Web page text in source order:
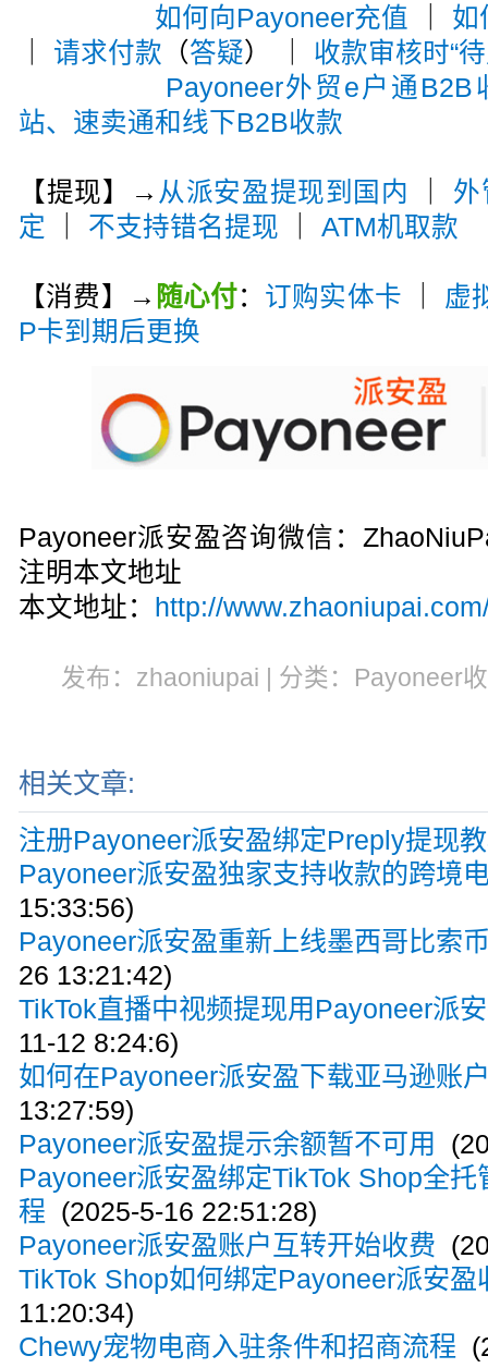
如何向Payoneer充值
如
请求付款 （答疑） ｜ 收款审核时“
Payoneer外贸e户通B2B
站、速卖通和线下B2B收款
【提现】→ 从派安盈提现到国内
外
定
不支持错名提现 ｜ATM机取款
【消费】→ 随心付： 订购实体卡
虚
P卡到期后更换
Payoneer派安盈咨询微信：
注明本文地址
本文地址： http://
发布：zhaoniupai | 分类：Payoneer
相关文章:
注册Payoneer派安盈绑定Preply提现
Payoneer派安盈独家支持收款的跨境
15:33:56)
Payoneer派安盈重新上线墨西哥比索
26 13:21:42)
TikTok直播中视频提现用Payoneer派
11-12 8:24:6)
如何在Payoneer派安盈下载亚马逊账
13:27:59)
Payoneer派安盈提示余额暂不可用
Payoneer派安盈绑定TikTok Shop全
程 (2025-5-16 22:51:28)
Payoneer派安盈账户互转开始收费
TikTok Shop如何绑定Payoneer派安盈
11:20:34)
Chewy宠物电商入驻条件和招商流程